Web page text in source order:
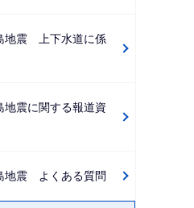
地震 上下水道に係
地震に関する報道資
地震 よくある質問